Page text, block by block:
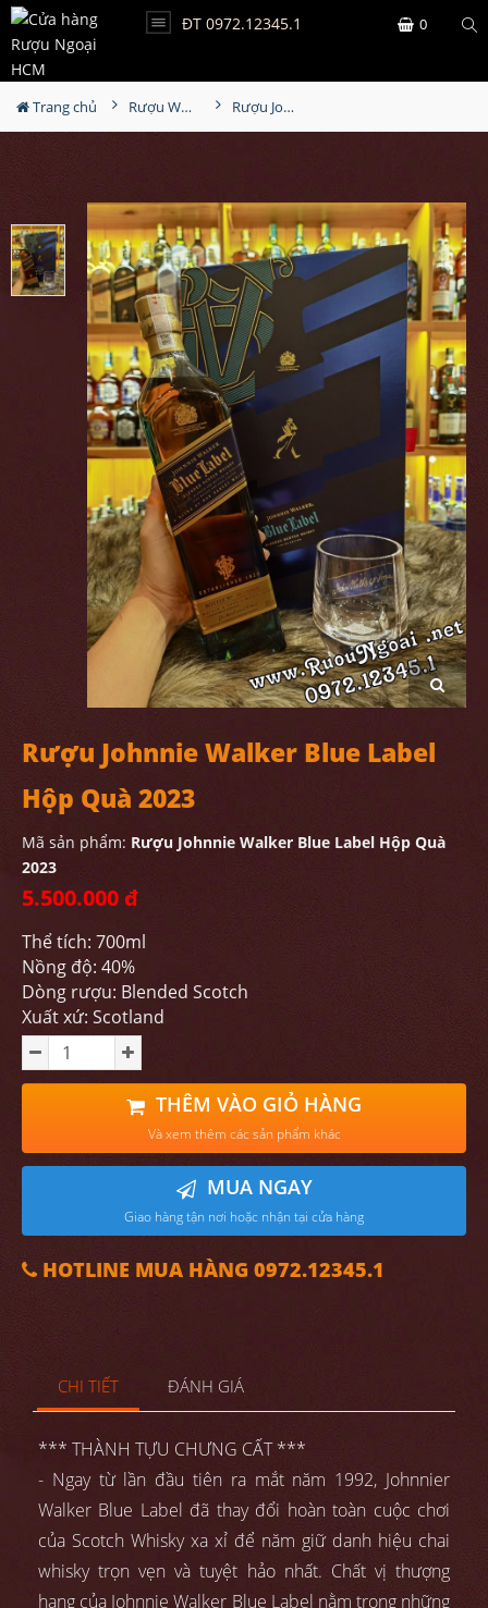
ĐT 0972.12345.1 0
Trang chủ Rượu Whisky Rượu Johnnie Walker Blue Label Hộp Quà 2023
Rượu Johnnie Walker Blue Label
Hộp Quà 2023
Mã sản phẩm: Rượu Johnnie Walker Blue Label Hộp Quà
2023
5.500.000 đ
Thể tích: 700ml
Nồng độ: 40%
Dòng rượu: Blended Scotch
Xuất xứ: Scotland
THÊM VÀO GIỎ HÀNG
Và xem thêm các sản phẩm khác
MUA NGAY
Giao hàng tận nơi hoặc nhận tại cửa hàng
HOTLINE MUA HÀNG 0972.12345.1
CHI TIẾT ĐÁNH GIÁ
*** THÀNH TỰU CHƯNG CẤT ***
- Ngay từ lần đầu tiên ra mắt năm 1992, Johnnier
Walker Blue Label đã thay đổi hoàn toàn cuộc chơi
của Scotch Whisky xa xỉ để năm giữ danh hiệu chai
whisky trọn vẹn và tuyệt hảo nhất. Chất vị thượng
hạng của Johnnie Walker Blue Label nằm trong những